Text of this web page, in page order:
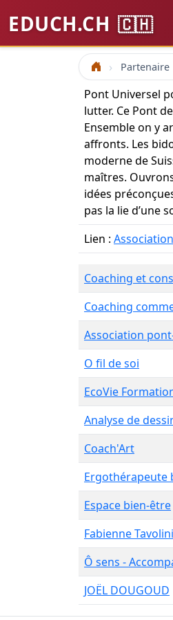
EDUCH.CH 🇨🇭
Accueil Partenaire
Pont Universel
lutter. Ce Pont
Ensemble on y
affronts. Les
moderne de
maîtres.
idées
pas la lie d’une
Lien :
Coaching et
Coaching
Association
O fil de soi
EcoVie
Analyse de
Coach'Art
Ergothérapeute
Espace bien-être
Fabienne Tavolini
Ô sens -
JOËL DOUGOUD